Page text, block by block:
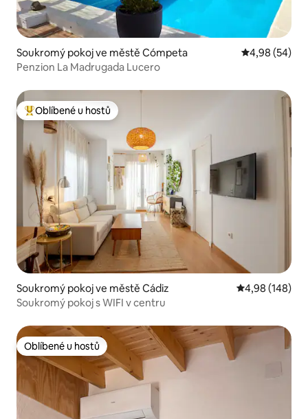
Soukromý pokoj ve městě Cómpeta Průměrné
4,98 (54)
Penzion La Madrugada Lucero
Nejlepší v kategorii Oblíbené u hostů
Oblíbené u hostů
Soukromý pokoj ve městě Cádiz Průměrné
4,98 (148)
Soukromý pokoj s WIFI v centru
Oblíbené u hostů
Oblíbené u hostů